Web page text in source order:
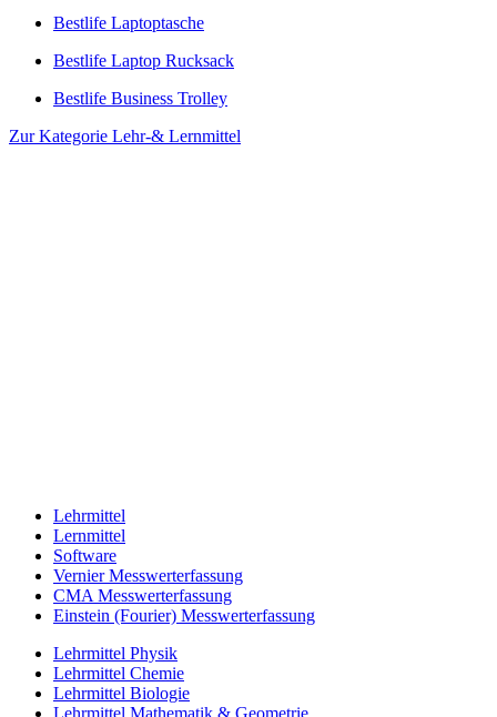
Bestlife Laptoptasche
Bestlife Laptop Rucksack
Bestlife Business Trolley
Zur Kategorie Lehr-& Lernmittel
Lehrmittel
Lernmittel
Software
Vernier Messwerterfassung
CMA Messwerterfassung
Einstein (Fourier) Messwerterfassung
Lehrmittel Physik
Lehrmittel Chemie
Lehrmittel Biologie
Lehrmittel Mathematik & Geometrie